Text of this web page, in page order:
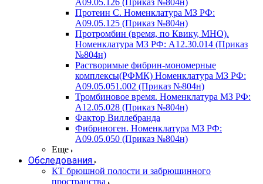
A09.05.126 (Приказ №804н)
Протеин С. Номенклатура МЗ РФ:
A09.05.125 (Приказ №804н)
Протромбин (время, по Квику, МНО).
Номенклатура МЗ РФ: A12.30.014 (Приказ
№804н)
Растворимые фибрин-мономерные
комплексы(РФМК) Номенклатура МЗ РФ:
A09.05.051.002 (Приказ №804н)
Тромбиновое время. Номенклатура МЗ РФ:
A12.05.028 (Приказ №804н)
Фактор Виллебранда
Фибриноген. Номенклатура МЗ РФ:
A09.05.050 (Приказ №804н)
Еще
Обследования
КТ брюшной полости и забрюшинного
пространства